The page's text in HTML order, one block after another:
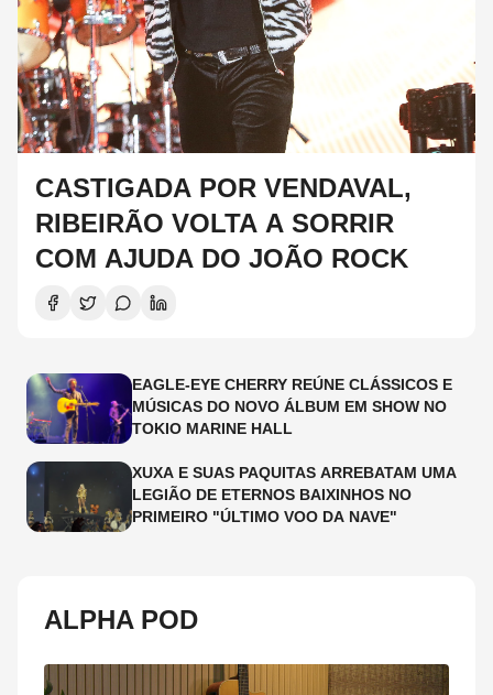
CASTIGADA POR VENDAVAL,
RIBEIRÃO VOLTA A SORRIR
COM AJUDA DO JOÃO ROCK
EAGLE-EYE CHERRY REÚNE CLÁSSICOS E
MÚSICAS DO NOVO ÁLBUM EM SHOW NO
TOKIO MARINE HALL
XUXA E SUAS PAQUITAS ARREBATAM UMA
LEGIÃO DE ETERNOS BAIXINHOS NO
PRIMEIRO "ÚLTIMO VOO DA NAVE"
ALPHA POD